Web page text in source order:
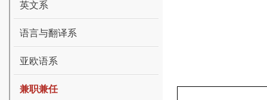
英文系
语言与翻译系
亚欧语系
兼职兼任